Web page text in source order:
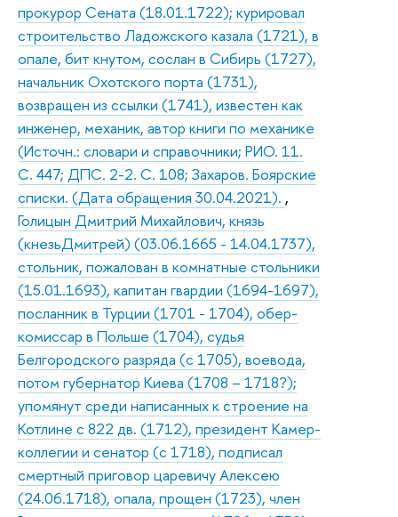
прокурор Сената (18.01.1722); курировал
строительство Ладожского казала (1721), в
опале, бит кнутом, сослан в Сибирь (1727),
начальник Охотского порта (1731),
возвращен из ссылки (1741), известен как
инженер, механик, автор книги по механике
(Источн.: словари и справочники; РИО. 11.
С. 447; ДПС. 2-2. С. 108; Захаров. Боярские
списки. (Дата обращения 30.04.2021). ,
Голицын Дмитрий Михайлович, князь
(кнезьДмитрей) (03.06.1665 - 14.04.1737),
стольник, пожалован в комнатные стольники
(15.01.1693), капитан гвардии (1694-1697),
посланник в Турции (1701 - 1704), обер-
комиссар в Польше (1704), судья
Белгородского разряда (с 1705), воевода,
потом губернатор Киева (1708 – 1718?);
упомянут среди написанных к строение на
Котлине с 822 дв. (1712), президент Камер-
коллегии и сенатор (с 1718), подписал
смертный приговор царевичу Алексею
(24.06.1718), опала, прощен (1723), член